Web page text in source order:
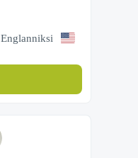
Englanniksi